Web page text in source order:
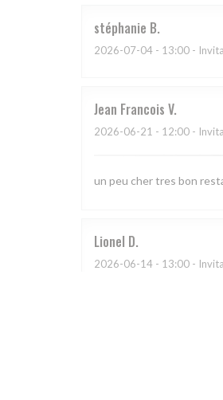
stéphanie B
2026-07-04 - 13:00 -
Jean Francois V
2026-06-21 - 12:00 -
un peu cher tres bon
Lionel D
2026-06-14 - 13:00 -